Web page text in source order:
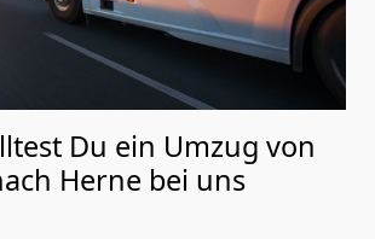
Du ein Umzug von
Herne bei uns